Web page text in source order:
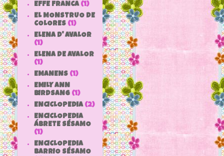
EFFE FRANCA (1)
EL MONSTRUO DE
COLORES (1)
ELENA D' AVALOR
(1)
ELENA DE AVALOR
(1)
EMANENS (1)
EMILY ANN
BIRDSANG (1)
ENCICLOPEDIA (2)
ENCICLOPEDIA
ÁBRETE SÉSAMO
(1)
ENCICLOPEDIA
BARRIO SÉSAMO